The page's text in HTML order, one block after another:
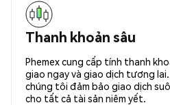
Thanh khoản sâu
Phemex cung cấp tính thanh
giao ngay và giao dịch tương
chúng tôi đảm bảo giao dịch
cho tất cả tài sản niêm yết.